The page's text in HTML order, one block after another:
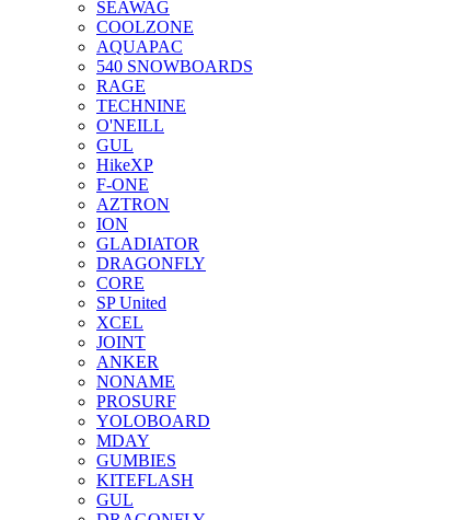
SEAWAG
COOLZONE
AQUAPAC
540 SNOWBOARDS
RAGE
TECHNINE
O'NEILL
GUL
HikeXP
F-ONE
AZTRON
ION
GLADIATOR
DRAGONFLY
CORE
SP United
XCEL
JOINT
ANKER
NONAME
PROSURF
YOLOBOARD
MDAY
GUMBIES
KITEFLASH
GUL